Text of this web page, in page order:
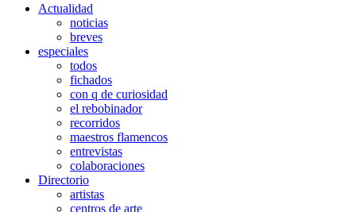
Actualidad
noticias
breves
especiales
todos
fichados
con q de curiosidad
el rebobinador
recorridos
maestros flamencos
entrevistas
colaboraciones
Directorio
artistas
centros de arte